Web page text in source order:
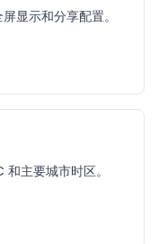
显示和分享配置。
主要城市时区。